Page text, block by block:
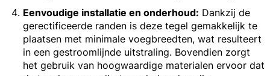
Eenvoudige installatie en onderhoud: Dankzij de
gerectificeerde randen is deze tegel gemakkelijk te
plaatsen met minimale voegbreedten, wat resulteert
in een gestroomlijnde uitstraling. Bovendien zorgt
het gebruik van hoogwaardige materialen ervoor dat